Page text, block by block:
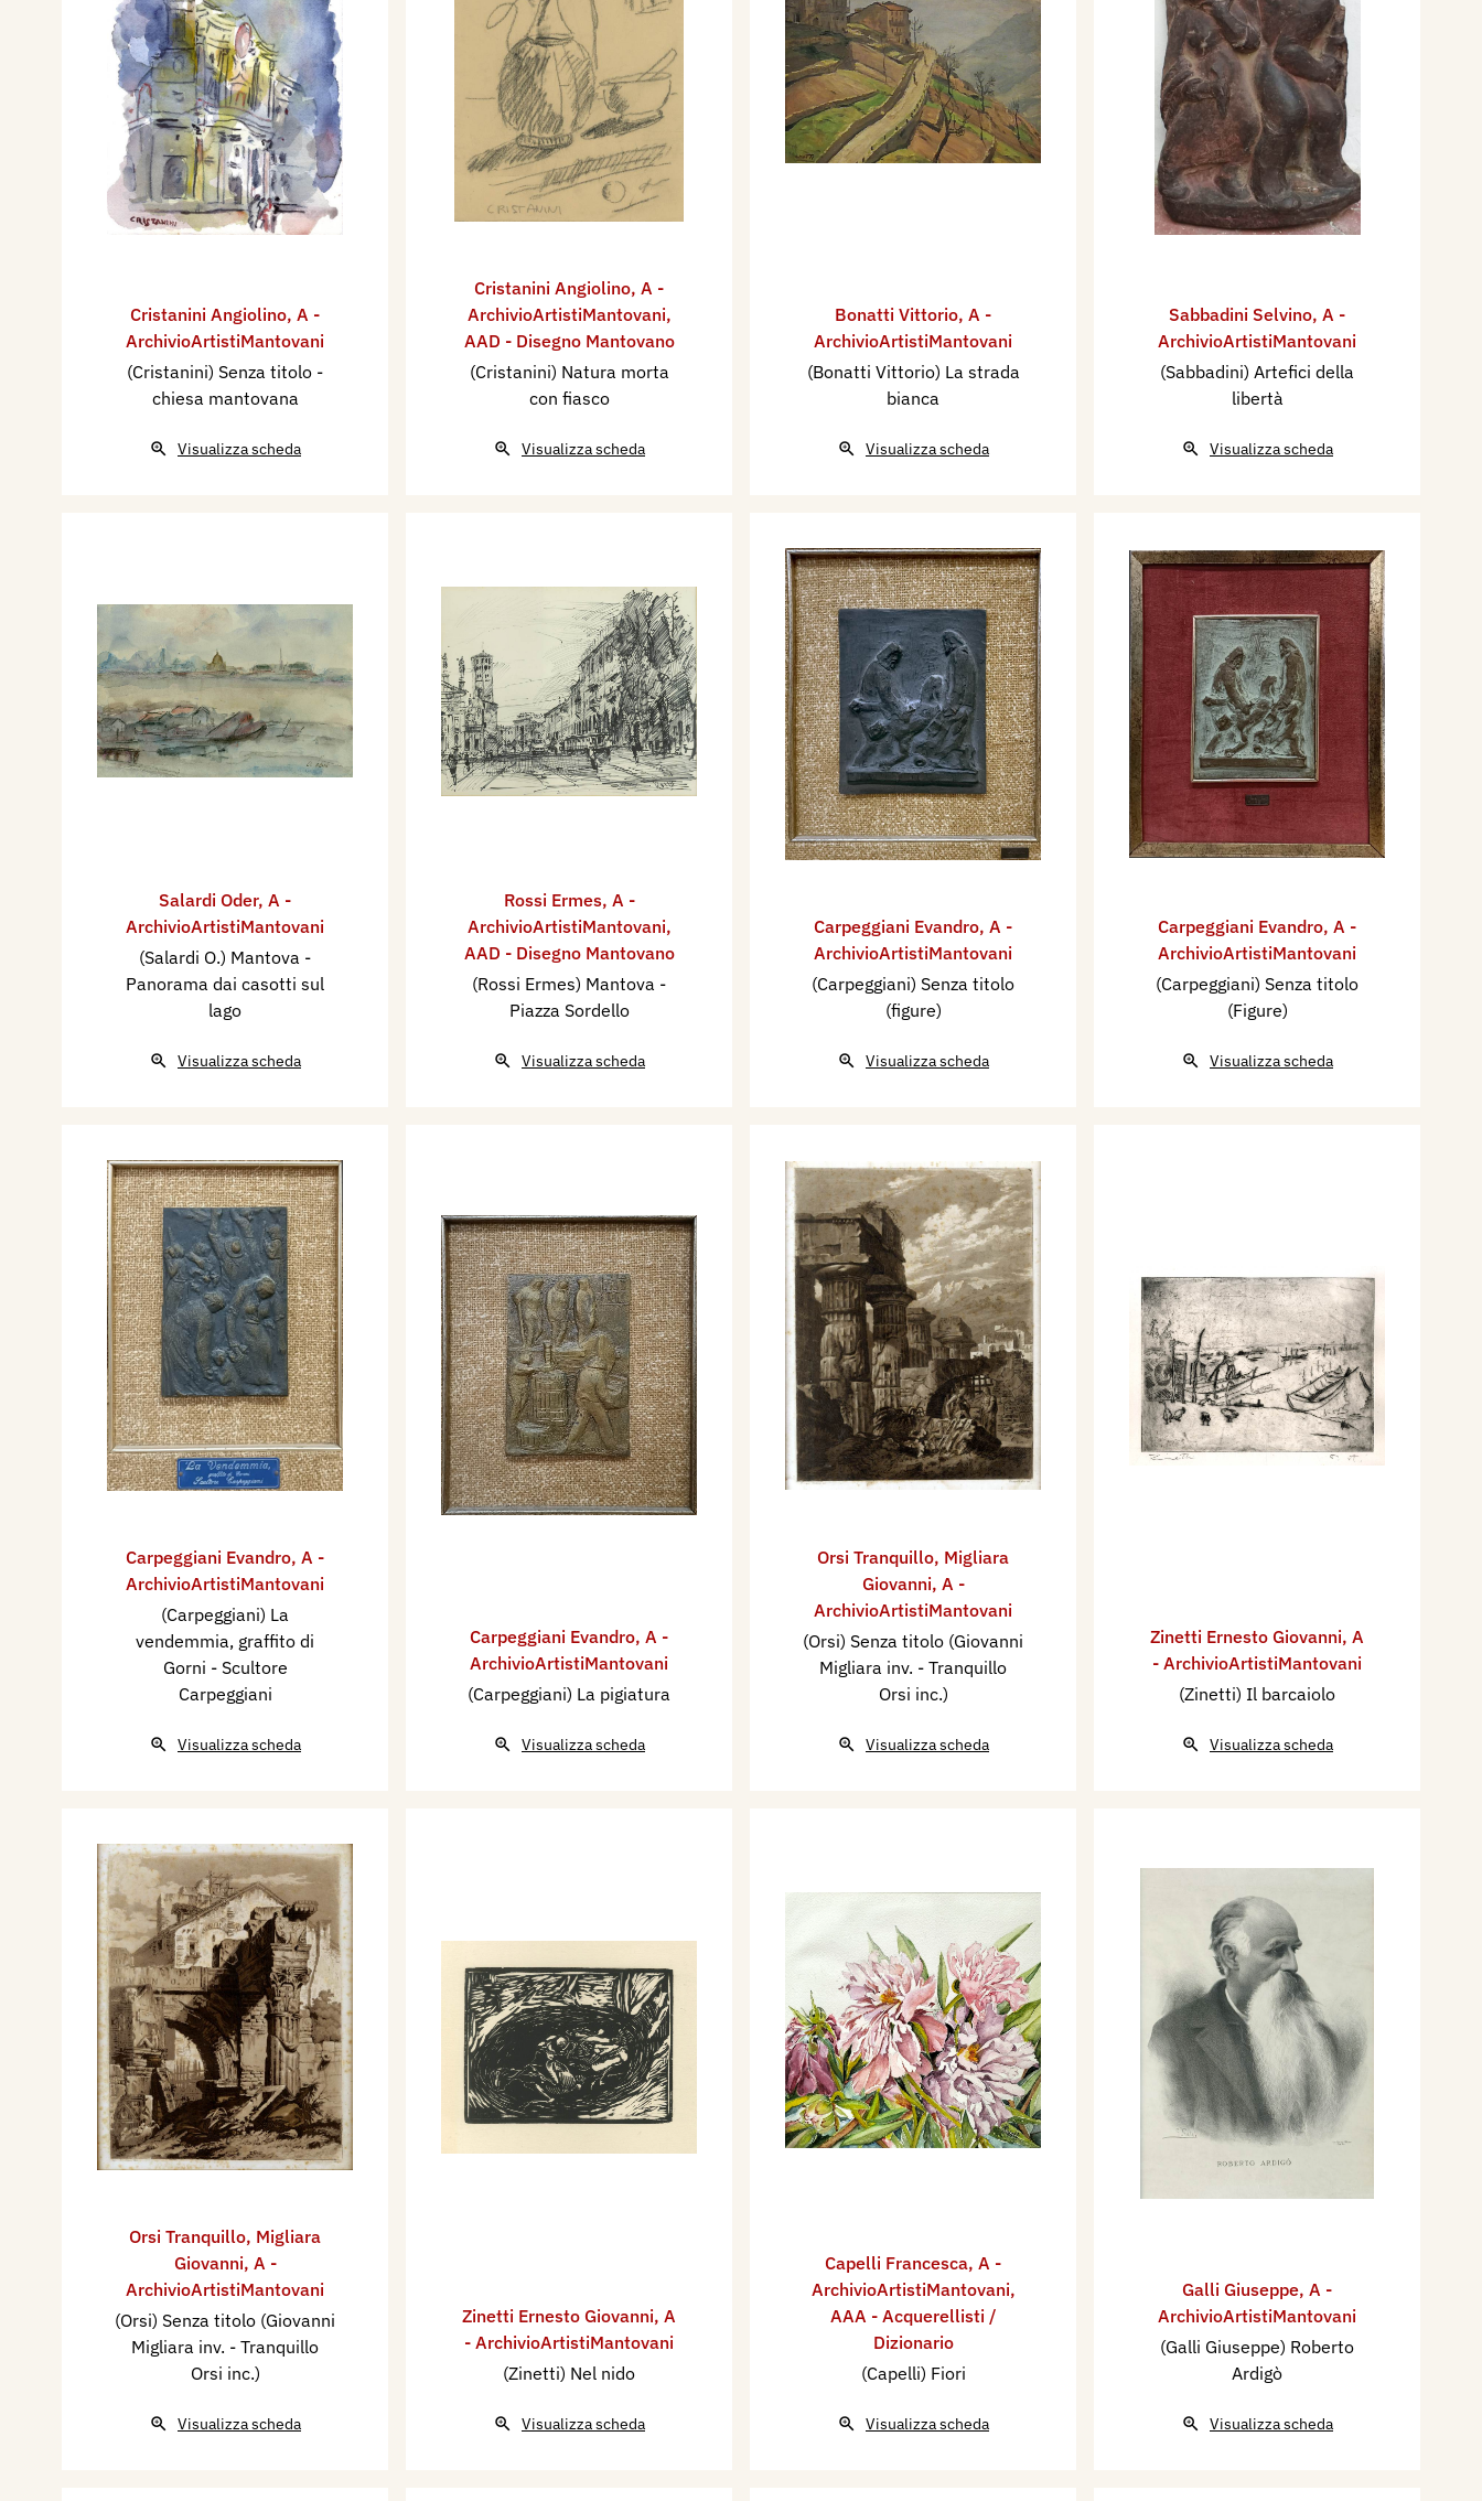
Cristanini Angiolino, A -
ArchivioArtistiMantovani
(Cristanini) Senza titolo -
chiesa mantovana
Visualizza scheda
Cristanini Angiolino, A -
ArchivioArtistiMantovani,
AAD - Disegno Mantovano
(Cristanini) Natura morta
con fiasco
Visualizza scheda
Bonatti Vittorio, A -
ArchivioArtistiMantovani
(Bonatti Vittorio) La strada
bianca
Visualizza scheda
Sabbadini Selvino, A -
ArchivioArtistiMantovani
(Sabbadini) Artefici della
libertà
Visualizza scheda
Salardi Oder, A -
ArchivioArtistiMantovani
(Salardi O.) Mantova -
Panorama dai casotti sul
lago
Visualizza scheda
Rossi Ermes, A -
ArchivioArtistiMantovani,
AAD - Disegno Mantovano
(Rossi Ermes) Mantova -
Piazza Sordello
Visualizza scheda
Carpeggiani Evandro, A -
ArchivioArtistiMantovani
(Carpeggiani) Senza titolo
(figure)
Visualizza scheda
Carpeggiani Evandro, A -
ArchivioArtistiMantovani
(Carpeggiani) Senza titolo
(Figure)
Visualizza scheda
Carpeggiani Evandro, A -
ArchivioArtistiMantovani
(Carpeggiani) La
vendemmia, graffito di
Gorni - Scultore
Carpeggiani
Visualizza scheda
Carpeggiani Evandro, A -
ArchivioArtistiMantovani
(Carpeggiani) La pigiatura
Visualizza scheda
Orsi Tranquillo, Migliara
Giovanni, A -
ArchivioArtistiMantovani
(Orsi) Senza titolo (Giovanni
Migliara inv. - Tranquillo
Orsi inc.)
Visualizza scheda
Zinetti Ernesto Giovanni, A
- ArchivioArtistiMantovani
(Zinetti) Il barcaiolo
Visualizza scheda
Orsi Tranquillo, Migliara
Giovanni, A -
ArchivioArtistiMantovani
(Orsi) Senza titolo (Giovanni
Migliara inv. - Tranquillo
Orsi inc.)
Visualizza scheda
Zinetti Ernesto Giovanni, A
- ArchivioArtistiMantovani
(Zinetti) Nel nido
Visualizza scheda
Capelli Francesca, A -
ArchivioArtistiMantovani,
AAA - Acquerellisti /
Dizionario
(Capelli) Fiori
Visualizza scheda
Galli Giuseppe, A -
ArchivioArtistiMantovani
(Galli Giuseppe) Roberto
Ardigò
Visualizza scheda